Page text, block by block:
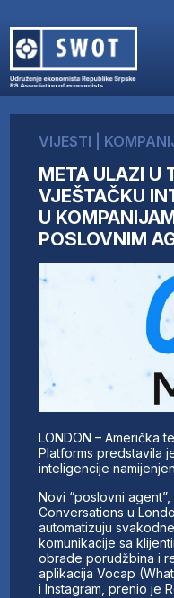
O NAMA
AKTUELNO
ANALIZE
KOMPANIJE
FINANSIJE
IZ STRANIH MEDIJA
SWOT INTERVJU
UČLANI SE
VIJESTI
META ULAZI U
VJEŠTAČKU
U
POSLOVNIM
LONDON – Američka
Platforms predstavila
inteligencije
Novi “poslovni
Conversations u
automatizuju
komunikacije sa
obrade porudžbina i
aplikacija Vocap
i Instagram, prenio je